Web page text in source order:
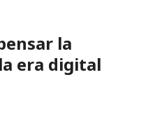
la
era digital